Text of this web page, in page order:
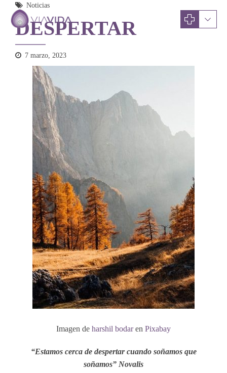
Noticias
DESPERTAR
7 marzo, 2023
Imagen de harshil bodaren Pixabay
“Estamos cerca de despertar cuando soñamos que
soñamos” Novalis